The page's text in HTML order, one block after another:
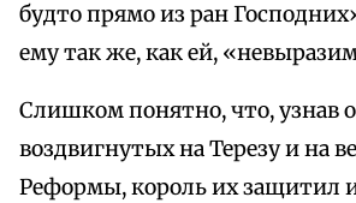
будто прямо из ран
ему так же, как ей,
Слишком понятно, что, узнав
воздвигнутых на Терезу и на
Реформы, король их защитил